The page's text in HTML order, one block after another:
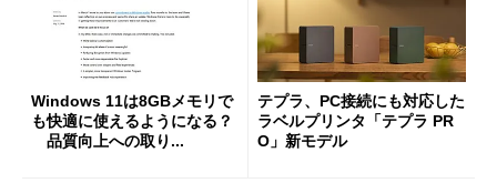
Windows 11は8GBメモリで
も快適に使えるようになる？
品質向上への取り...
テプラ、PC接続にも対応した
ラベルプリンタ「テプラ PR
O」新モデル